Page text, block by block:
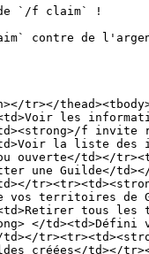
`/f claim` !
contre de l'argent
tr></
les
f invite
la liste des
ouverte</td></
une Guilde</
td></
vos territoires
tous
</
td></
créées</td></